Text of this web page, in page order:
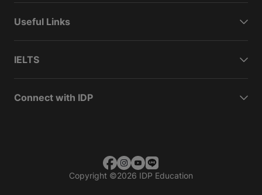
Useful Links
IELTS
Connect with IDP
Copyright ©2026 IDP Education